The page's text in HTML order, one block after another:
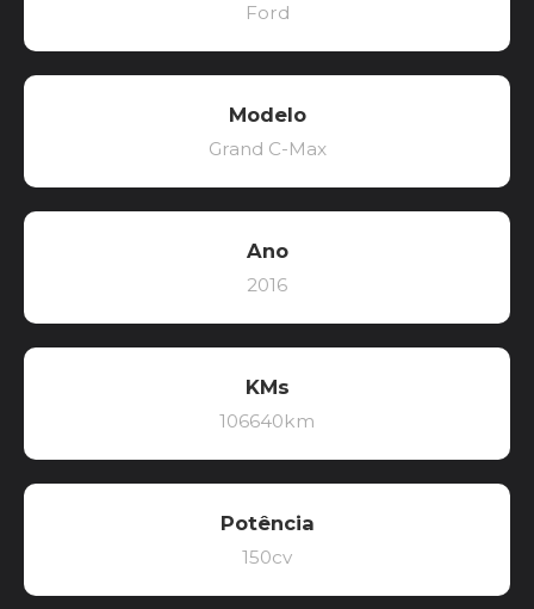
Ford
Modelo
Grand C-Max
Ano
2016
KMs
106640km
Potência
150cv